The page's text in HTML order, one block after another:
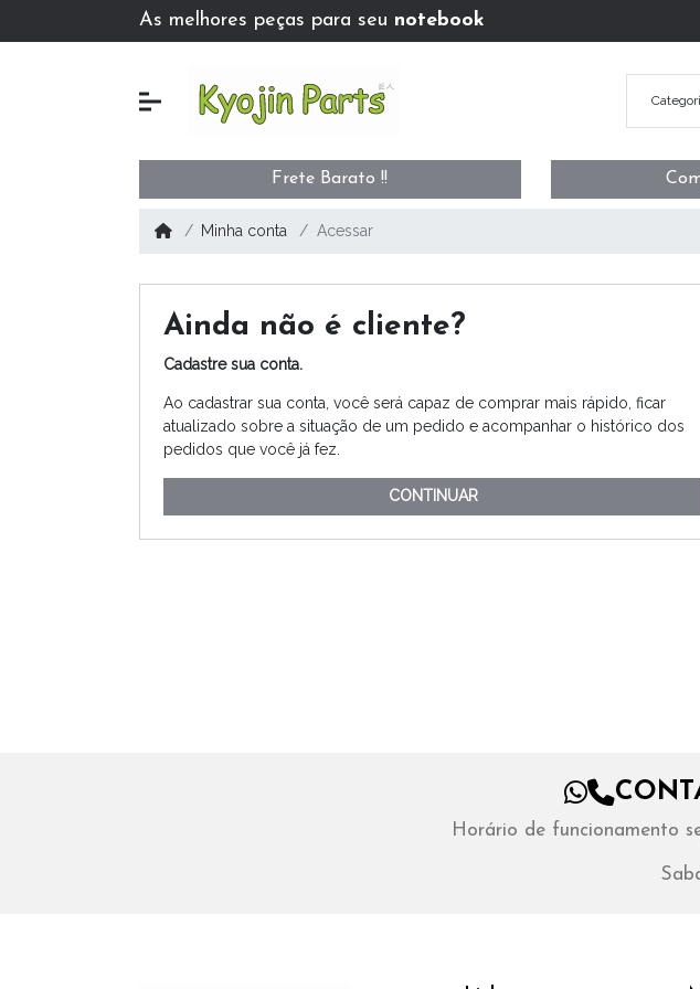
As melhores peças para seu notebook
Frete Barato !!
Minha conta Acessar
Ainda não é cliente?
Cadastre sua conta.
Ao cadastrar sua conta, você será capaz de comprar mais rápido, ficar
atualizado sobre a situação de um pedido e acompanhar o histórico dos
pedidos que você já fez.
CONTINUAR
Horário de funcionamento